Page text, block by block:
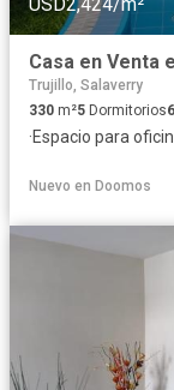
Casa en Venta
Trujillo, Salaverry
330 m²5 Dormitorios6
·Espacio para
Nuevo en Doomos